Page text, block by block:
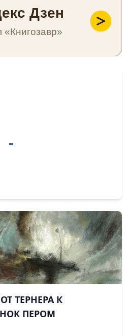
ТЕРНЕРА К
ПЕРОМ
Дзен
«Книгозавр»